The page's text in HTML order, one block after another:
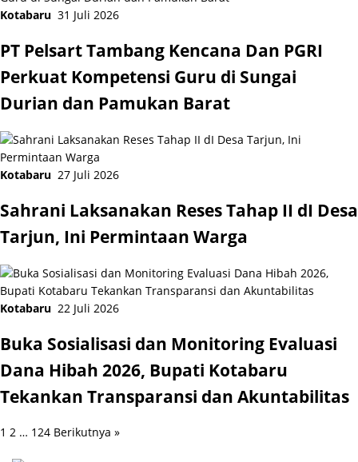
Kotabaru 31 Juli 2026
PT Pelsart Tambang Kencana Dan PGRI
Perkuat Kompetensi Guru di Sungai
Durian dan Pamukan Barat
Kotabaru 27 Juli 2026
Sahrani Laksanakan Reses Tahap II dI Desa
Tarjun, Ini Permintaan Warga
Kotabaru 22 Juli 2026
Buka Sosialisasi dan Monitoring Evaluasi
Dana Hibah 2026, Bupati Kotabaru
Tekankan Transparansi dan Akuntabilitas
Paginasi
1 2 … 124 Berikutnya »